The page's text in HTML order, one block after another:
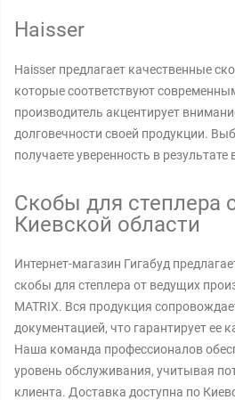
Haisser
Haisser предлагает качественные
которые соответствуют
производитель акцентирует
долговечности своей продукции.
получаете уверенность в
Скобы для степлера
Киевской области
Интернет-магазин Гигабуд
скобы для степлера от ведущих
MATRIX. Вся продукция
документацией, что гарантирует ее
Наша команда профессионалов
уровень обслуживания, учитывая
клиента. Доставка доступна по